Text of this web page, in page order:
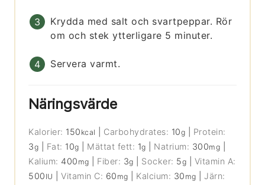
Krydda med salt och svartpeppar. Rör
om och stek ytterligare 5 minuter.
Servera varmt.
Näringsvärde
Kalorier: 150 kcal Carbohydrates: 10g
Protein:
3g Fat: 10g Mättat fett: 1g Natrium: 300mg
Kalium: 400 mg Fiber: 3g Socker: 5g
Vitamin A:
500 IU |Vitamin C: 60 mg Kalcium: 30 mg |Järn: